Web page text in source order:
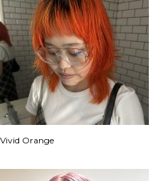
Vivid Orange